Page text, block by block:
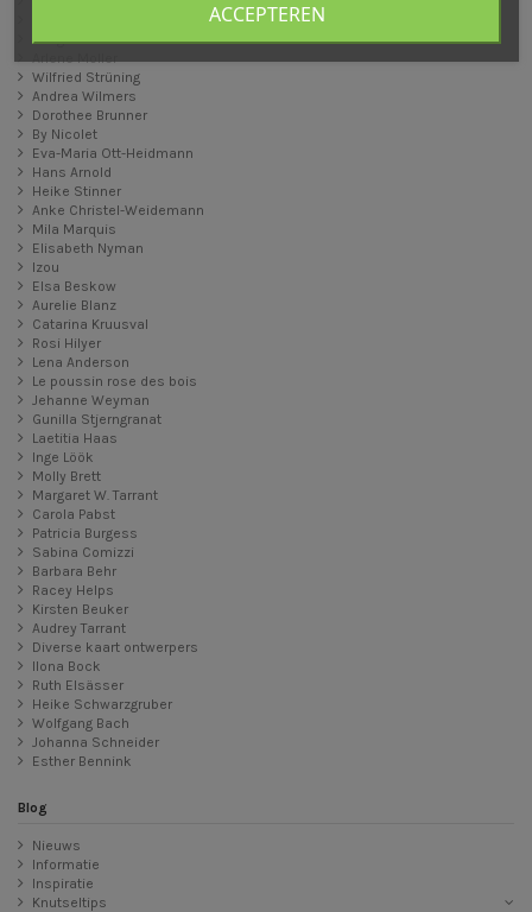
Margret von Borstel
Arlene Moller
Wilfried Strüning
Andrea Wilmers
Dorothee Brunner
By Nicolet
Eva-Maria Ott-Heidmann
Hans Arnold
Heike Stinner
Anke Christel-Weidemann
Mila Marquis
Elisabeth Nyman
Izou
Elsa Beskow
Aurelie Blanz
Catarina Kruusval
Rosi Hilyer
Lena Anderson
Le poussin rose des bois
Jehanne Weyman
Gunilla Stjerngranat
Laetitia Haas
Inge Löök
Molly Brett
Margaret W. Tarrant
Carola Pabst
Patricia Burgess
Sabina Comizzi
Barbara Behr
Racey Helps
Kirsten Beuker
Audrey Tarrant
Diverse kaart ontwerpers
Ilona Bock
Ruth Elsässer
Heike Schwarzgruber
Wolfgang Bach
Johanna Schneider
Esther Bennink
Blog
Nieuws
Informatie
Inspiratie
Knutseltips
ACCEPTEREN